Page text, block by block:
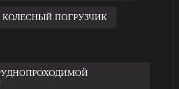
КОЛЕСНЫЙ ПОГРУЗЧИК